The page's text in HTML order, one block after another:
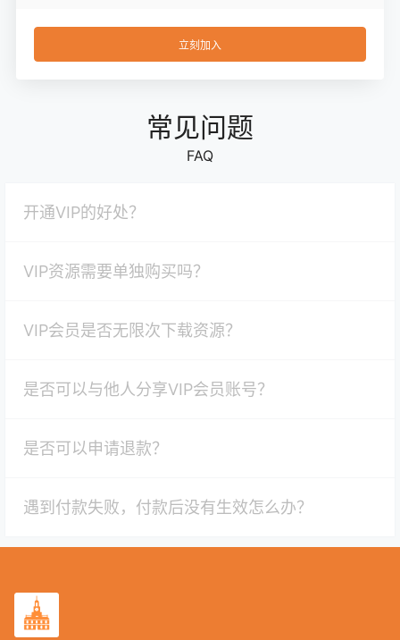
立刻加入
常见问题
FAQ
开通VIP的好处？
VIP资源需要单独购买吗？
VIP会员是否无限次下载资源？
是否可以与他人分享VIP会员账号？
是否可以申请退款？
遇到付款失败，付款后没有生效怎么办？